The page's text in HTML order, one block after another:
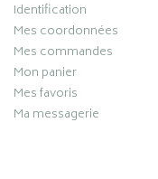
Identification
Mes coordonnées
Mes commandes
Mon panier
Mes favoris
Ma messagerie